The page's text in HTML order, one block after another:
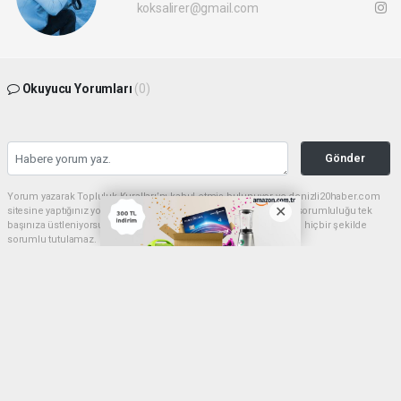
koksalirer@gmail.com
Okuyucu Yorumları (0)
Gönder
Yorum yazarak Topluluk Kuralları’nı kabul etmiş bulunuyor ve denizli20haber.com
sitesine yaptığınız yorumunuzla ilgili doğrudan veya dolaylı tüm sorumluluğu tek
başınıza üstleniyorsunuz. Yazılan tüm yorumlardan site yönetimi hiçbir şekilde
sorumlu tutulamaz.